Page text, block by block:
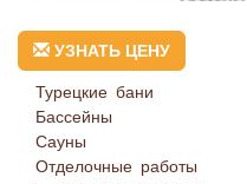
УЗНАТЬ ЦЕНУ
Турецкие бани
Бассейны
Сауны
Отделочные работы